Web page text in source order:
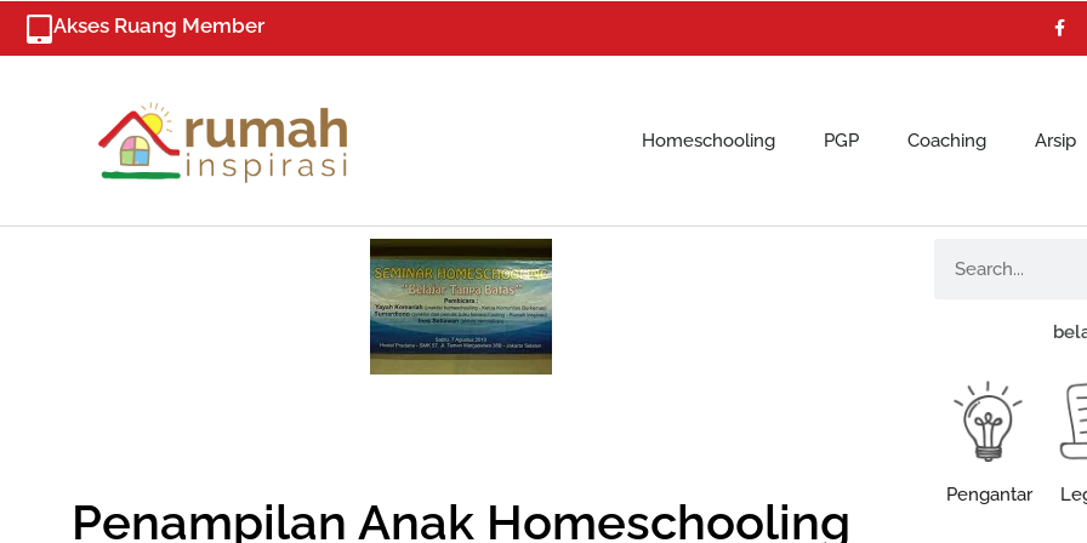
Skip
content
Akses Ruang Member
a
c
e
Homeschooling PGP Coaching Arsip
Penampilan Anak Homeschooling Pengantar